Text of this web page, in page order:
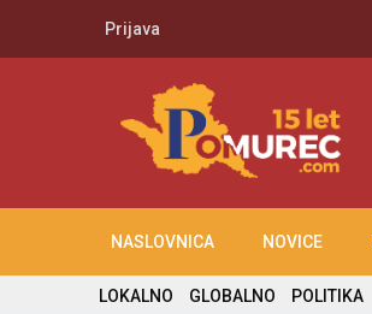
Prijava
NASLOVNICA NOVICE
LOKALNO GLOBALNO POLITIKA